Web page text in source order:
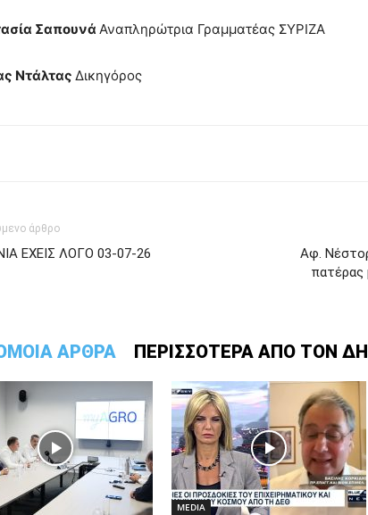
Σαπουνά Αναπληρώτρια Γραμματέας ΣΥΡΙΖΑ
Ντάλτας Δικηγόρος
άρθρο
ΕΧΕΙΣ ΛΟΓΟ 03-07-26
Αφ.
πατέρας
ΑΡΘΡΑ ΠΕΡΙΣΣΟΤΕΡΑ ΑΠΟ ΤΟΝ
MEDIA